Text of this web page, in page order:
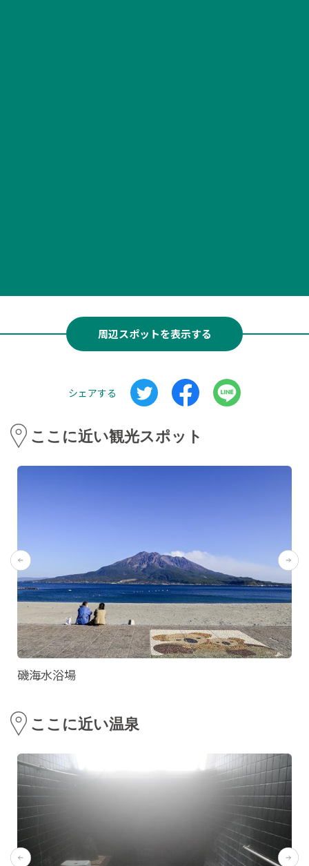
周辺スポットを表示する
シェアする
ここに近い観光スポット
磯海水浴場
ここに近い温泉